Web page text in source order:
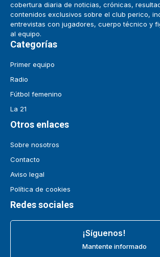
cobertura diaria de noticias, crónicas,
contenidos exclusivos sobre el club perico,
entrevistas con jugadores, cuerpo técnico y
al equipo.
Categorías
Primer equipo
Radio
Fútbol femenino
La 21
Otros enlaces
Sobre nosotros
Contacto
Aviso legal
Política de cookies
Redes sociales
¡Síguenos!
Mantente informado